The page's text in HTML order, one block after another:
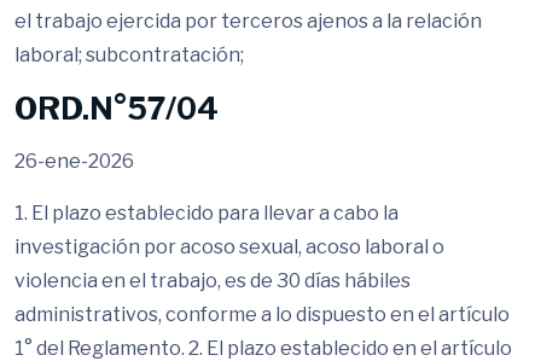
el trabajo ejercida por terceros ajenos a la relación
laboral; subcontratación;
ORD.N°57/04
26-ene-2026
1. El plazo establecido para llevar a cabo la
investigación por acoso sexual, acoso laboral o
violencia en el trabajo, es de 30 días hábiles
administrativos, conforme a lo dispuesto en el artículo
1° del Reglamento. 2. El plazo establecido en el artículo